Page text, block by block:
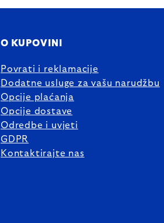
O KUPOVINI
Povrati i reklamacije
Dodatne usluge za vašu narudžbu
Opcije plaćanja
Opcije dostave
Odredbe i uvjeti
GDPR
Kontaktirajte nas